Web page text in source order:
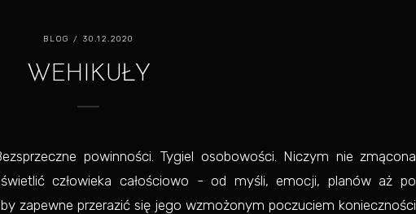
BLOG / 30.12.2020
WEHIKUŁY
powinności. Tygiel osobowości. Niczym nie zmącona
człowieka całościowo - od myśli, emocji, planów aż po
zapewne przerazić się jego wzmożonym poczuciem konieczności